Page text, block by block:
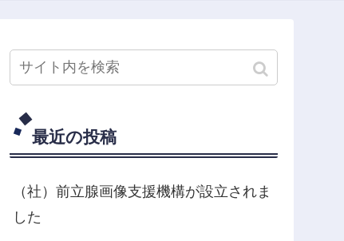
最近の投稿
（社）前立腺画像支援機構が設立されま
した